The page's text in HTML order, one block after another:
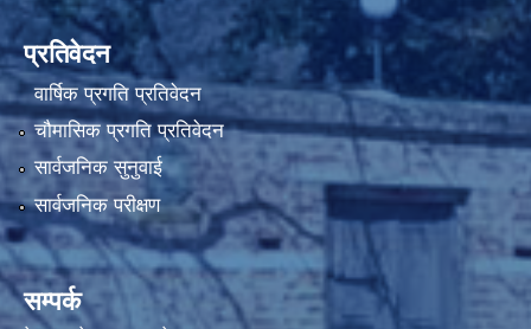
प्रतिवेदन
वार्षिक प्रगति प्रतिवेदन
चौमासिक प्रगति प्रतिवेदन
सार्वजनिक सुनुवाई
सार्वजनिक परीक्षण
सम्पर्क